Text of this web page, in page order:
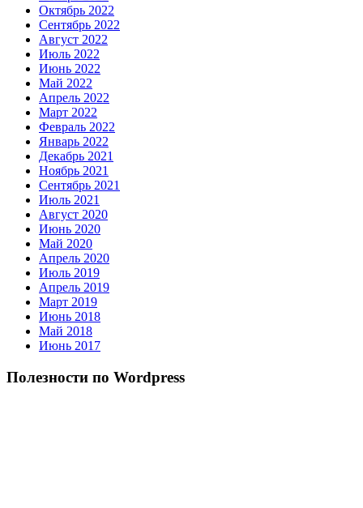
Октябрь 2022
Сентябрь 2022
Август 2022
Июль 2022
Июнь 2022
Май 2022
Апрель 2022
Март 2022
Февраль 2022
Январь 2022
Декабрь 2021
Ноябрь 2021
Сентябрь 2021
Июль 2021
Август 2020
Июнь 2020
Май 2020
Апрель 2020
Июль 2019
Апрель 2019
Март 2019
Июнь 2018
Май 2018
Июнь 2017
Полезности по Wordpress